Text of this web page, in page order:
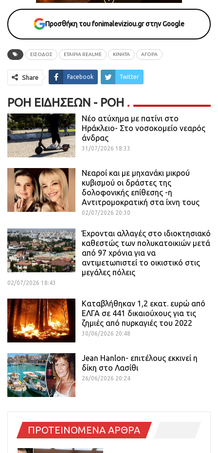
Προσθήκη του fonimaleviziou.gr στην Google
EIΣΟΔΟΣ ETAIΡΙΑ REALME KINHTA ΑΓΟΡΑ
Share Facebook Twitter
ΡΟΉ ΕΙΔΉΣΕΩΝ - ΡΟΗ
Νέο ατύχημα με πατίνι στο
Ηράκλειο- Στο νοσοκομείο νεαρός
άνδρας
31/07/2026 18:33
Νεαροί και με μηχανάκι μικρού
κυβισμού οι δράστες της
δολοφονικής επίθεσης -η
Αντιτρομοκρατική στα ίχνη τους
02/07/2026 20:30
Έχρονται αλλαγές στο ιδιοκτησιακό
καθεστώς των πολυκατοικιών μετά
από 97 χρόνια για να
αντιμετωπιστεί το οικιστικό στις
μεγάλες πόλεις
02/07/2026 18:43
Καταβλήθηκαν 1,2 εκατ. ευρώ από
ΕΛΓΑ σε 441 δικαιούχους για τις
ζημιές από πυρκαγιές του 2022
30/06/2026 20:48
Jean Hanlon- επιτέλους εκκινεί η
δίκη στο Λασίθι
26/06/2026 20:24
ΠΡΟΤΕΙΝΟΜΕΝΑ ΑΡΘΡΑ